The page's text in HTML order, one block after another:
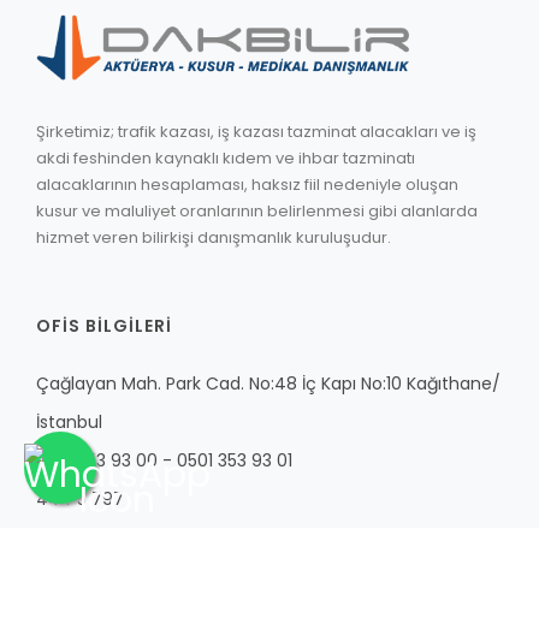
Şirketimiz; trafik kazası, iş kazası tazminat alacakları ve iş
akdi feshinden kaynaklı kıdem ve ihbar tazminatı
alacaklarının hesaplaması, haksız fiil nedeniyle oluşan
kusur ve maluliyet oranlarının belirlenmesi gibi alanlarda
hizmet veren bilirkişi danışmanlık kuruluşudur.
OFIS BILGILERI
Çağlayan Mah. Park Cad. No:48 İç Kapı No:10 Kağıthane/
İstanbul
0501 353 93 00 - 0501 353 93 01
444 5 797